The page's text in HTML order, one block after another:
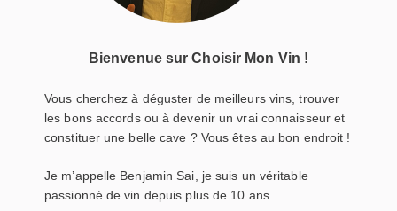
Bienvenue sur Choisir Mon Vin !
Vous cherchez à déguster de meilleurs vins, trouver
les bons accords ou à devenir un vrai connaisseur et
constituer une belle cave ? Vous êtes au bon endroit !
Je m’appelle Benjamin Sai, je suis un véritable
passionné de vin depuis plus de 10 ans.